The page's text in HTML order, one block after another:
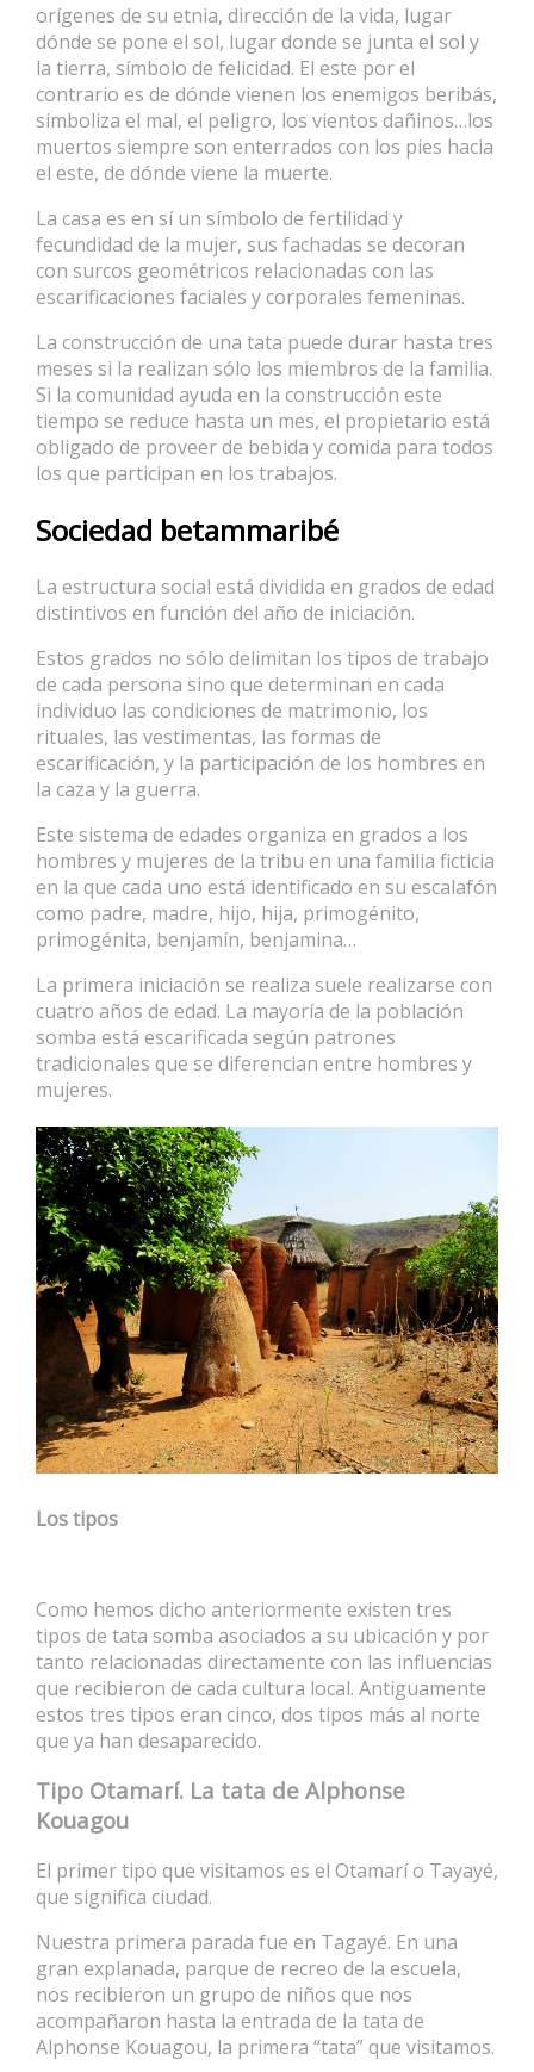
orígenes de su etnia, dirección de la vida, lugar
dónde se pone el sol, lugar donde se junta el sol y
la tierra, símbolo de felicidad. El este por el
contrario es de dónde vienen los enemigos beribás,
simboliza el mal, el peligro, los vientos dañinos…los
muertos siempre son enterrados con los pies hacia
el este, de dónde viene la muerte.
La casa es en sí un símbolo de fertilidad y
fecundidad de la mujer, sus fachadas se decoran
con surcos geométricos relacionadas con las
escarificaciones faciales y corporales femeninas.
La construcción de una tata puede durar hasta tres
meses si la realizan sólo los miembros de la familia.
Si la comunidad ayuda en la construcción este
tiempo se reduce hasta un mes, el propietario está
obligado de proveer de bebida y comida para todos
los que participan en los trabajos.
Sociedad betammaribé
La estructura social está dividida en grados de edad
distintivos en función del año de iniciación.
Estos grados no sólo delimitan los tipos de trabajo
de cada persona sino que determinan en cada
individuo las condiciones de matrimonio, los
rituales, las vestimentas, las formas de
escarificación, y la participación de los hombres en
la caza y la guerra.
Este sistema de edades organiza en grados a los
hombres y mujeres de la tribu en una familia ficticia
en la que cada uno está identificado en su escalafón
como padre, madre, hijo, hija, primogénito,
primogénita, benjamín, benjamina…
La primera iniciación se realiza suele realizarse con
cuatro años de edad. La mayoría de la población
somba está escarificada según patrones
tradicionales que se diferencian entre hombres y
mujeres.
Los tipos
Como hemos dicho anteriormente existen tres
tipos de tata somba asociados a su ubicación y por
tanto relacionadas directamente con las influencias
que recibieron de cada cultura local. Antiguamente
estos tres tipos eran cinco, dos tipos más al norte
que ya han desaparecido.
Tipo Otamarí. La tata de Alphonse
Kouagou
El primer tipo que visitamos es el Otamarí o Tayayé,
que significa ciudad.
Nuestra primera parada fue en Tagayé. En una
gran explanada, parque de recreo de la escuela,
nos recibieron un grupo de niños que nos
acompañaron hasta la entrada de la tata de
Alphonse Kouagou, la primera “tata” que visitamos.